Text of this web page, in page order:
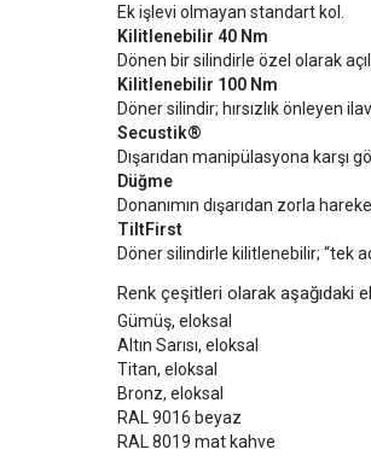
Ek işlevi olmayan standart kol.
Kilitlenebilir 40 Nm
Dönen bir silindirle özel olarak
Kilitlenebilir 100 Nm
Döner silindir; hırsızlık önleyen
Secustik®
Dışarıdan manipülasyona karşı
Düğme
Donanımın dışarıdan zorla
TiltFirst
Döner silindirle kilitlenebilir; “tek
Renk çeşitleri olarak aşağıdaki
Gümüş, eloksal
Altın Sarısı, eloksal
Titan, eloksal
Bronz, eloksal
RAL 9016 beyaz
RAL 8019 mat kahve